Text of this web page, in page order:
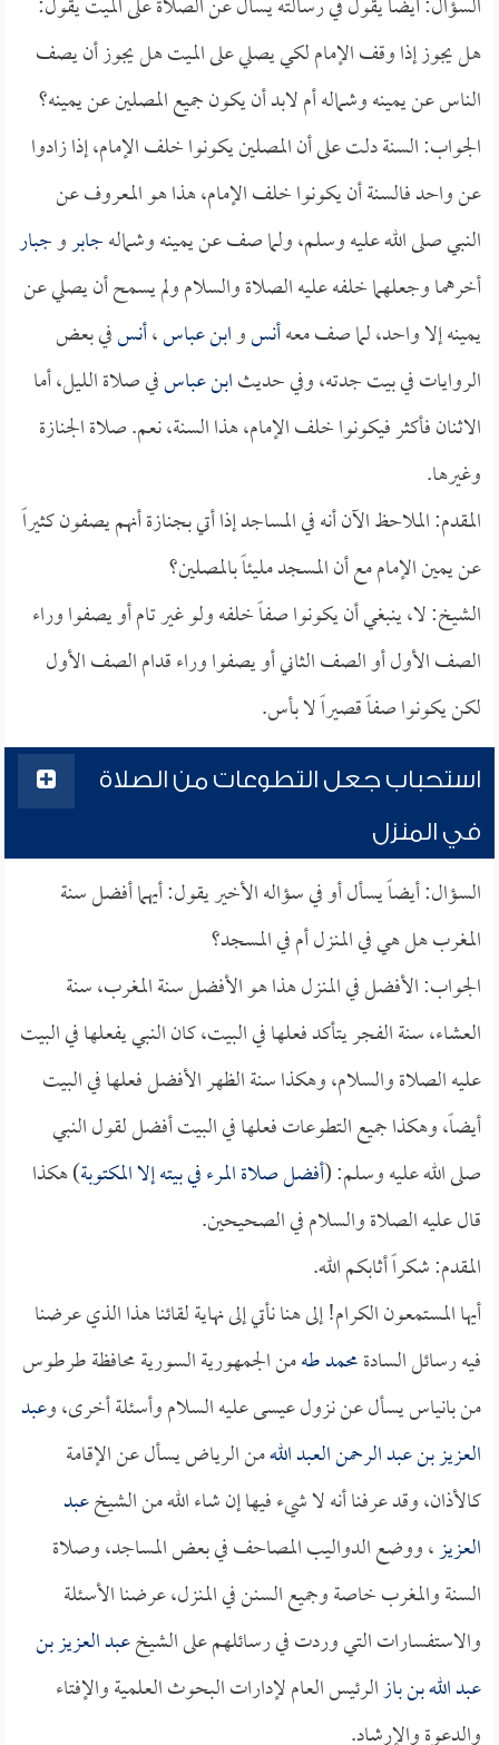
هل يجوز إذا وقف الإمام لكي يصلي على الميت هل يجوز أن يصف
الناس عن يمينه وشماله أم لابد أن يكون جميع المصلين عن يمينه؟
الجواب: السنة دلت على أن المصلين يكونوا خلف الإمام، إذا زادوا
عن واحد فالسنة أن يكونوا خلف الإمام، هذا هو المعروف عن
النبي صلى الله عليه وسلم، ولما صف عن يمينه وشمالهجابروجبار
أخرهما وجعلهما خلفه عليه الصلاة والسلام ولم يسمح أن يصلي عن
يمينه إلا واحد، لما صف معهأنسوابن عباس،أنسفي بعض
الروايات في بيت جدته، وفي حديثابن عباسفي صلاة الليل، أما
الاثنان فأكثر فيكونوا خلف الإمام، هذا السنة، نعم. صلاة الجنازة
وغيرها.
المقدم: الملاحظ الآن أنه في المساجد إذا أتي بجنازة أنهم يصفون كثيراً
عن يمين الإمام مع أن المسجد مليئاً بالمصلين؟
الشيخ: لا، ينبغي أن يكونوا صفاً خلفه ولو غير تام أو يصفوا وراء
الصف الأول أو الصف الثاني أو يصفوا وراء قدام الصف الأول
لكن يكونوا صفاً قصيراً لا بأس.
استحباب جعل التطوعات من الصلاة
في المنزل
السؤال: أيضاً يسأل أو في سؤاله الأخير يقول: أيهما أفضل سنة
المغرب هل هي في المنزل أم في المسجد؟
الجواب: الأفضل في المنزل هذا هو الأفضل سنة المغرب، سنة
العشاء، سنة الفجر يتأكد فعلها في البيت، كان النبي يفعلها في البيت
عليه الصلاة والسلام، وهكذا سنة الظهر الأفضل فعلها في البيت
أيضاً، وهكذا جميع التطوعات فعلها في البيت أفضل لقول النبي
صلى الله عليه وسلم: (أفضل صلاة المرء في بيته إلا المكتوبة) هكذا
قال عليه الصلاة والسلام في الصحيحين.
المقدم: شكراً أثابكم الله.
أيها المستمعون الكرام! إلى هنا نأتي إلى نهاية لقائنا هذا الذي عرضنا
فيه رسائل السادةمحمد طهمن الجمهورية السورية محافظة طرطوس
من بانياس يسأل عن نزول عيسى عليه السلام وأسئلة أخرى، وعبد
العزيز بن عبد الرحمن العبد اللهمن الرياض يسأل عن الإقامة
كالأذان، وقد عرفنا أنه لا شيء فيها إن شاء الله من الشيخعبد
العزيز، ووضع الدواليب المصاحف في بعض المساجد، وصلاة
السنة والمغرب خاصة وجميع السنن في المنزل، عرضنا الأسئلة
والاستفسارات التي وردت في رسائلهم على الشيخعبد العزيز بن
عبد الله بن بازالرئيس العام لإدارات البحوث العلمية والإفتاء